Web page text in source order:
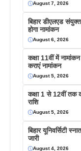
August 7, 2026
बिहार डीएलएड
होगा नामांकन
August 6, 2026
कक्षा 11वीं में
कराएं नामांकन
August 5, 2026
कक्षा 1 से 12वीं तक
राशि
August 5, 2026
बिहार यूनिवर्सिटी
जारी
August 4, 2026